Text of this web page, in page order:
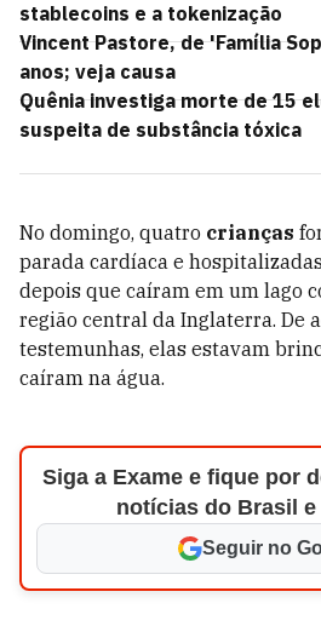
stablecoins e a tokenização
Vincent Pastore, de 'Família
anos; veja causa
Quênia investiga morte de 15
suspeita de substância tóxica
No domingo, quatro crianças
parada cardíaca e
depois que caíram em um lago
região central da Inglaterra. De
testemunhas, elas estavam
caíram na água.
Siga a Exame e fique por
notícias do Brasil
Seguir no